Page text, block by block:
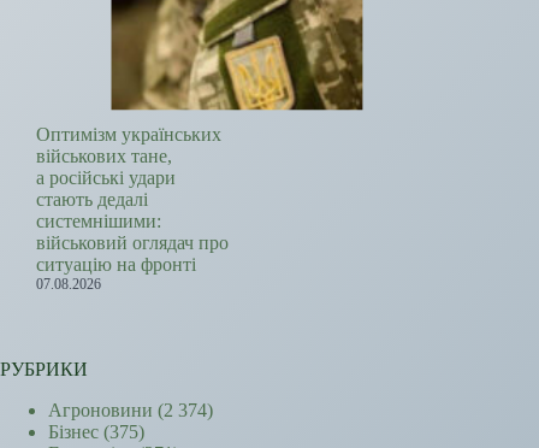
Оптимізм українських
військових тане,
а російські удари
стають дедалі
системнішими:
військовий оглядач про
ситуацію на фронті
07.08.2026
РУБРИКИ
Агроновини (2 374)
Бізнес (375)